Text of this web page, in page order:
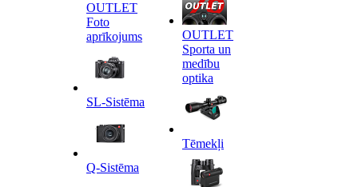
OUTLET
Foto
aprīkojums
SL-Sistēma
Q-Sistēma
OUTLET
Sporta un
medību
optika
Tēmekļi